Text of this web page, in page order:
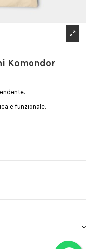
Komondor
e funzionale.